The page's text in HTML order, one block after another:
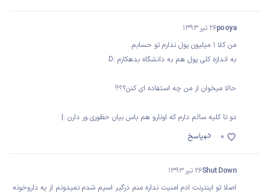
pooya26 تیر 1393
من کلا 1 میلیون پول ندارم تو حسابم.
به اندازه کلی پول هم به دانشگاه بدهکارم :D
حالا میخوان از من چه استفاده ای کنن؟؟!!
دو تا کلیه سالم دارم که اونارو هم باس بیان حظوری ور دارن :|
پاسخ
0
Shut Down26 تیر 1393
اصلا تو اینترنت ادم امنیت نداره منم درگیر اسپم شدم نمیدونم از یه داروخونه